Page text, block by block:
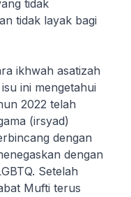
tidak
tidak layak bagi
ikhwah asatizah
ini mengetahui
2022 telah
(irsyad)
dengan
dengan
Setelah
Mufti terus